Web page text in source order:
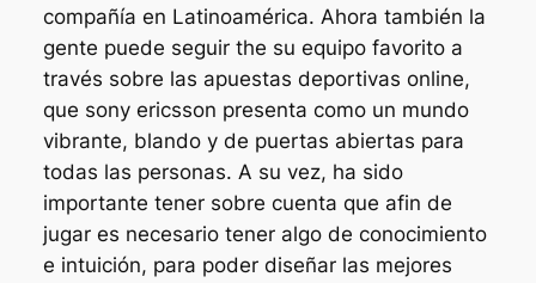
compañía en Latinoamérica. Ahora también la
gente puede seguir the su equipo favorito a
través sobre las apuestas deportivas online,
que sony ericsson presenta como un mundo
vibrante, blando y de puertas abiertas para
todas las personas. A su vez, ha sido
importante tener sobre cuenta que afin de
jugar es necesario tener algo de conocimiento
e intuición, para poder diseñar las mejores